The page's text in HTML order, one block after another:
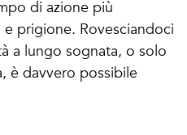
di azione più
prigione. Rovesciandoci
a lungo sognata, o solo
è davvero possibile